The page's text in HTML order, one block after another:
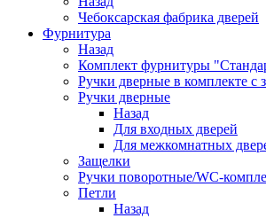
Чебоксарская фабрика дверей
Фурнитура
Назад
Комплект фурнитуры
Ручки дверные в комплекте с
Ручки дверные
Назад
Для входных дверей
Для межкомнатных
Защелки
Ручки поворотные/WC-
Петли
Назад